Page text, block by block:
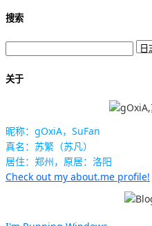
搜索
关于
昵称：gOxiA，SuFan
真名：苏繁（苏凡）
居住：郑州，原居：洛阳
Check out my about.me profile!